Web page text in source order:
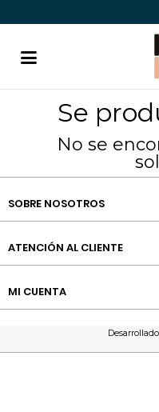
Se
No se
SOBRE NOSOTROS
ATENCIÓN AL CLIENTE
MI CUENTA